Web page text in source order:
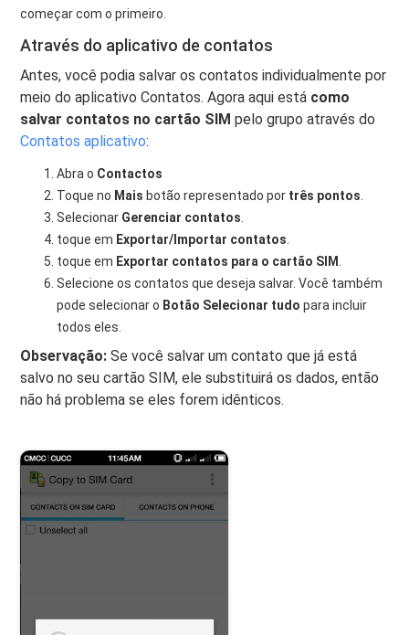
começar com o primeiro.
Através do aplicativo de contatos
Antes, você podia salvar os contatos individualmente por
meio do aplicativo Contatos. Agora aqui está como
salvar contatos no cartão SIMpelo grupo através do
Contatos aplicativo:
Abra o Contactos
Toque no Mais botão representado por três pontos
Selecionar Gerenciar contatos
toque em Exportar/Importar contatos
toque em Exportar contatos para o cartão SIM
Selecione os contatos que deseja salvar. Você também
pode selecionar o Botão Selecionar tudo para incluir
todos eles.
Observação:Se você salvar um contato que já está
salvo no seu cartão SIM, ele substituirá os dados, então
não há problema se eles forem idênticos.